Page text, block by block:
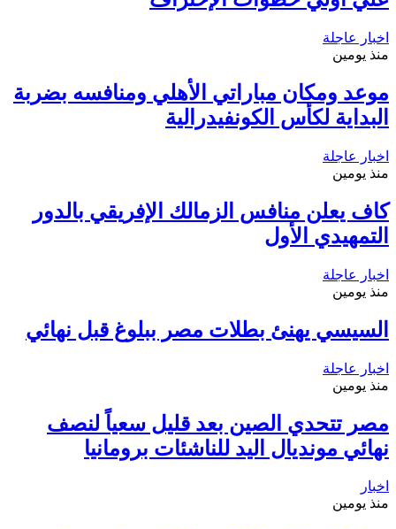
اخبار عاجلة
منذ يومين
موعد ومكان مباراتي الأهلي ومنافسه بضربة
البداية لكأس الكونفيدرالية
اخبار عاجلة
منذ يومين
كاف يعلن منافس الزمالك الإفريقي بالدور
التمهيدي الأول
اخبار عاجلة
منذ يومين
السيسي يهنئ بطلات مصر ببلوغ قبل نهائي
اخبار عاجلة
منذ يومين
مصر تتحدي الصين بعد قليل سعياً لنصف
نهائي مونديال اليد للناشئات برومانيا
اخبار
منذ يومين